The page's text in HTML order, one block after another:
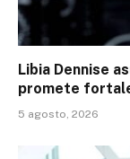
Libia Dennise
promete
5 agosto, 2026